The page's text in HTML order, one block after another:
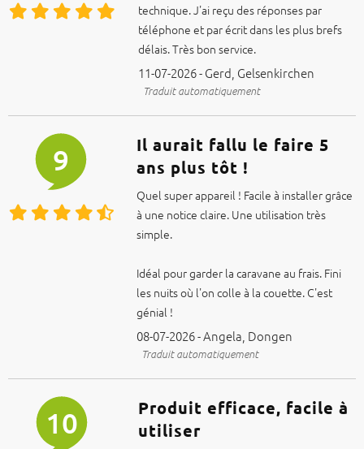
technique. J'ai reçu des réponses par
téléphone et par écrit dans les plus brefs
délais. Très bon service.
11-07-2026 - Gerd, Gelsenkirchen
Traduit automatiquement
9
Il aurait fallu le faire 5
ans plus tôt !
Quel super appareil ! Facile à installer grâce
à une notice claire. Une utilisation très
simple.
Idéal pour garder la caravane au frais. Fini
les nuits où l'on colle à la couette. C'est
génial !
08-07-2026 - Angela, Dongen
Traduit automatiquement
10
Produit efficace, facile à
utiliser